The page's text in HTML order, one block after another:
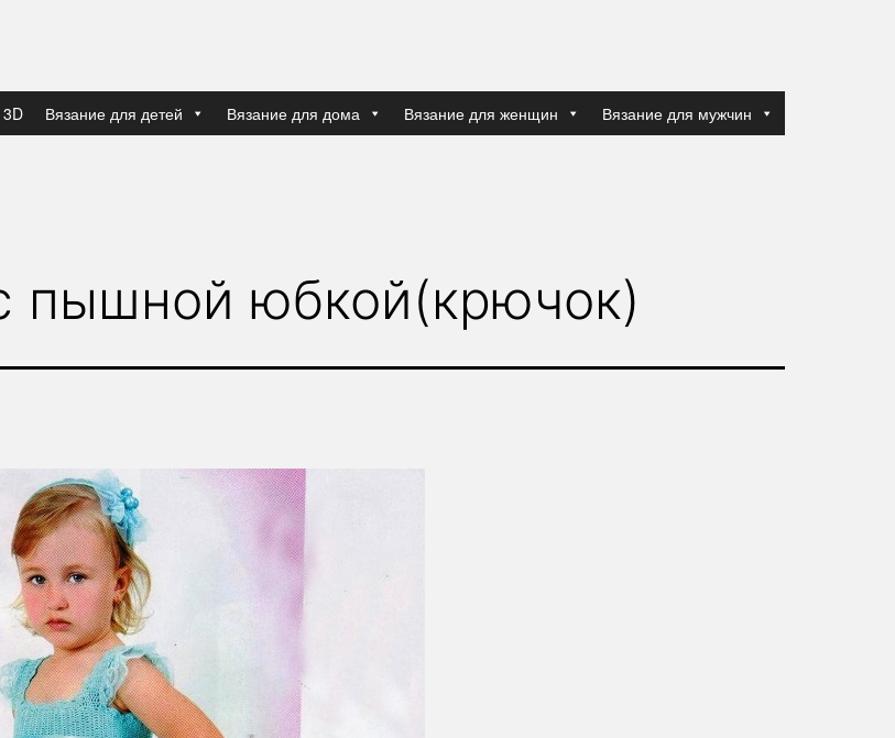
Вязание для детей Вязание для дома Вязание для женщин Вязание для мужчин
пышной юбкой(крючок)